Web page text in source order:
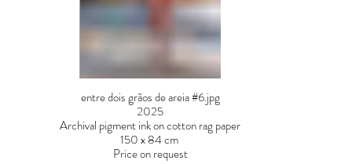
entre dois grãos de areia #6.jpg
2025
Archival pigment ink on cotton rag paper
150 x 84 cm
Price on request